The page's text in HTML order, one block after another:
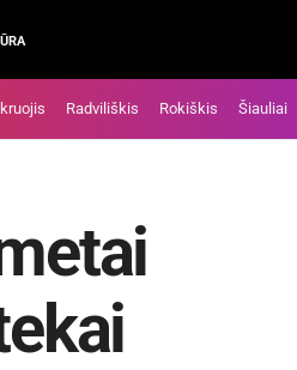
Radviliškis Rokiškis Šiauliai